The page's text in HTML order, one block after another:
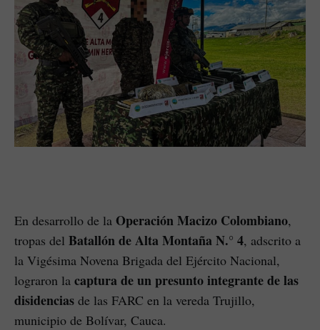
En desarrollo de la Operación Macizo Colombiano,
tropas del Batallón de Alta Montaña N.° 4, adscrito a
la Vigésima Novena Brigada del Ejército Nacional,
lograron la captura de un presunto integrante de las
disidencias de las FARC en la vereda Trujillo,
municipio de Bolívar, Cauca.